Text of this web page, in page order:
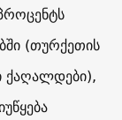
(თურქეთის
ქაღალდები),